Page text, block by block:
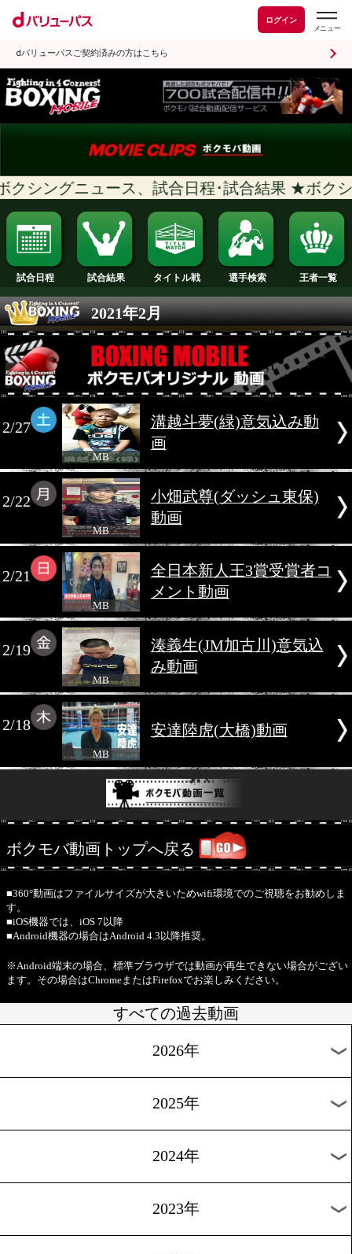
ログイン
dバリューパスご契約済みの方はこちら
シングニュース、試合日程･試合結果
試合日程 試合結果 タイトル戦 選手検索
2021年2月
MB
溝越斗夢(緑)意気込
MB
小畑武尊(ダッシュ
動画
2/21
MB
全日本新人王3賞受
MB
湊義生(JM加古川)
み動画
2/18
ボクモバ動画トップへ戻る
■360°動画はファイルサイズが大きいためwifi環境でのご視聴
■Android機器の場合はAndroid 4.3以降推奨。
※Android端末の場合、標準ブラウザでは動画が再生できない
ます。その場合はChromeまたはFirefoxでお楽しみください。
すべての過去動画